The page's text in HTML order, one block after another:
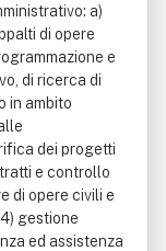
a)
di opere
e
di ricerca di
in ambito
dei progetti
e controllo
di opere civili e
gestione
ed assistenza